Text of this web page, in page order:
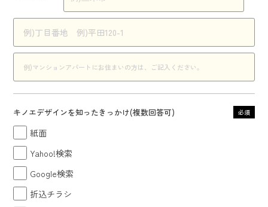
キノエデザインを知ったきっかけ(複数回答可) 必須
紙面
Yahoo!検索
Google検索
折込チラシ